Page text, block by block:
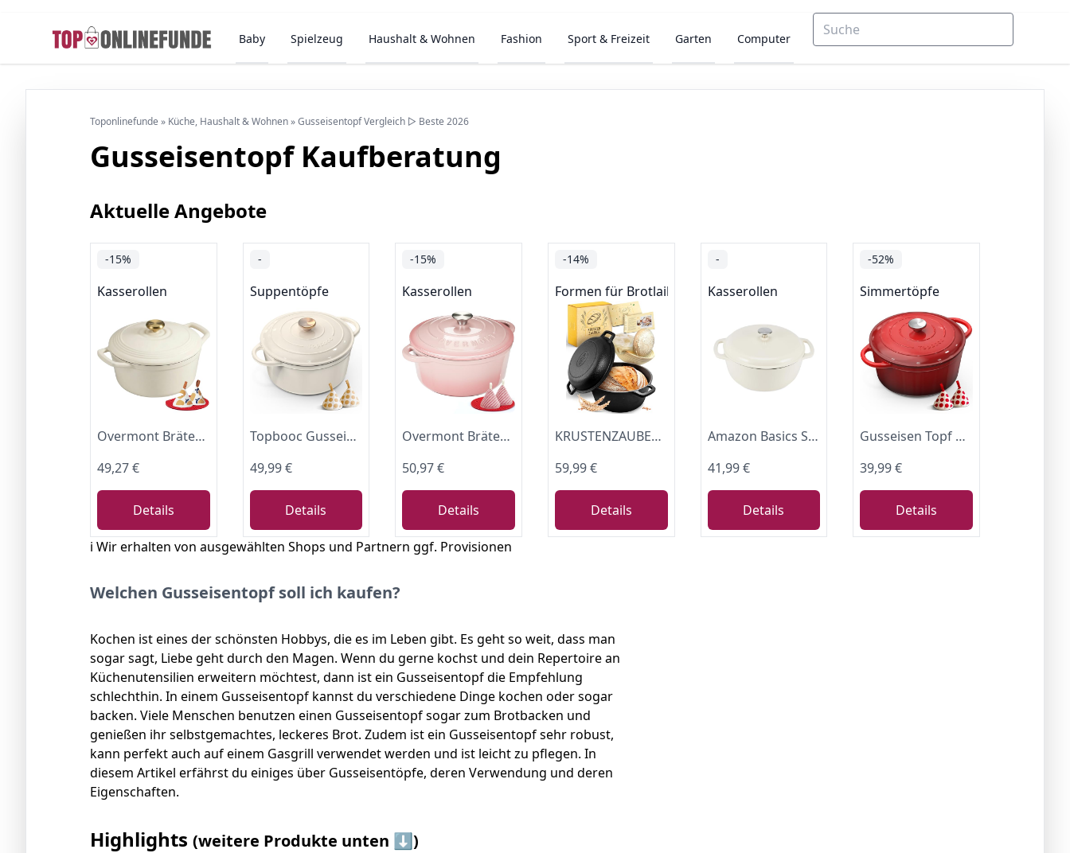
Baby Spielzeug Haushalt & Wohnen Fashion Sport & Freizeit Garten Computer
Toponlinefunde » Küche, Haushalt & Wohnen»Gusseisentopf Vergleich ▷ Beste 2026
Gusseisentopf Kaufberatung
Aktuelle Angebote
-15%
Kasserollen
Overmont Bräter Emaille Gusseisen Topf - Schmortopf 26cm backofengeeignet - mit Deckel und Kochbuch - für Küche Backen Schmoren Braten Weiß
49,27 €
Details
-
Suppentöpfe
Topbooc Gusseisen Topf Brot Backen, 26cm 5L Dutch Oven Cremeweiß mit Deckel
49,99 €
Details
-15%
Kasserollen
Overmont Bräter emaille Gusseisen Topf - Schmortopf 26cm backofengeeignet - mit Deckel und Kochbuch - für Küche Backen Schmoren Braten Rosa
50,97 €
Details
-14%
Formen für Brotlaibe
KRUSTENZAUBER 26cm Gusseisen Topf Brot Backen für gelungenes Brot zu Hause
59,99 €
Details
-
Kasserollen
Amazon Basics Schmortopf Rund aus Emailliertem Gusseisen mit Deckel, 4,1 L, Weiß
41,99 €
Details
-52%
Simmertöpfe
Gusseisen Topf Brotbackform, 26cm 5L Topbooc Dutch Oven Brot Backen, Rot
39,99 €
Details
ℹ️ Wir erhalten von ausgewählten Shops und Partnern ggf. Provisionen
Welchen Gusseisentopf soll ich kaufen?
Kochen ist eines der schönsten Hobbys, die es im Leben gibt. Es geht so weit, dass man
sogar sagt, Liebe geht durch den Magen. Wenn du gerne kochst und dein Repertoire an
Küchenutensilien erweitern möchtest, dann ist ein Gusseisentopf die Empfehlung
schlechthin. In einem Gusseisentopf kannst du verschiedene Dinge kochen oder sogar
backen. Viele Menschen benutzen einen Gusseisentopf sogar zum Brotbacken und
genießen ihr selbstgemachtes, leckeres Brot. Zudem ist ein Gusseisentopf sehr robust,
kann perfekt auch auf einem Gasgrill verwendet werden und ist leicht zu pflegen. In
diesem Artikel erfährst du einiges über Gusseisentöpfe, deren Verwendung und deren
Eigenschaften.
Highlights (weitere Produkte unten ⬇️)